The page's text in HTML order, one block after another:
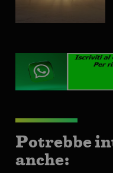
Potrebbe
anche: